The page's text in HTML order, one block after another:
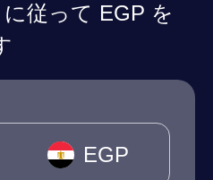
従って EGP を
EGP